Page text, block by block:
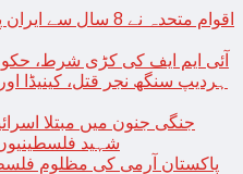
اقوام متحدہ نے 8
آئی ایم ایف کی کڑی شرط،
ہردیپ سنگھ نجر قتل، کینیڈا
جنگی جنون میں مبتلا
شہید فلسطینیوں کی
پاکستان آرمی کی مظلوم